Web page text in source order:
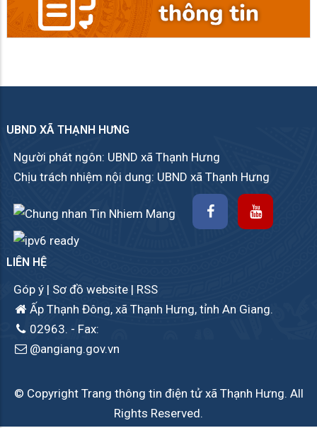
UBND XÃ THẠNH HƯNG
Người phát ngôn: UBND xã Thạnh Hưng
Chịu trách nhiệm nội dung: UBND xã Thạnh Hưng
LIÊN HỆ
Góp ý | Sơ đồ website | RSS
Ấp Thạnh Đông, xã Thạnh Hưng, tỉnh An Giang.
02963. - Fax:
@angiang.gov.vn
© Copyright Trang thông tin điện tử xã Thạnh Hưng. All
Rights Reserved.